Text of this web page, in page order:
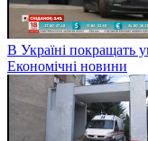
В Україні покращать
Економічні новини